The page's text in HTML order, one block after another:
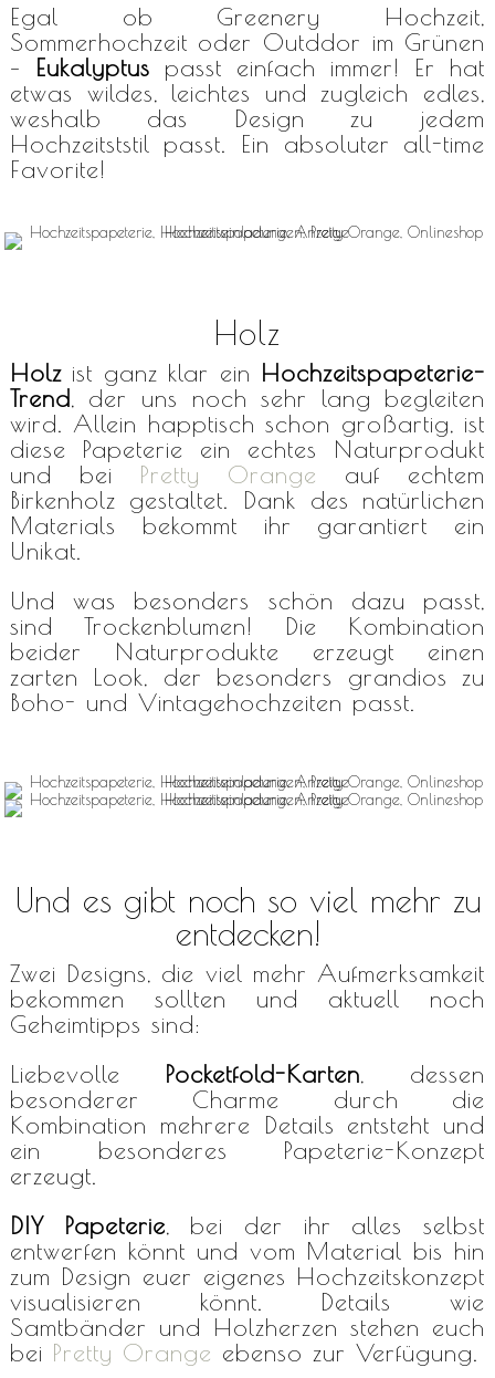
Egal ob Greenery Hochzeit,
Sommerhochzeit oder Outddor im Grünen
– Eukalyptus passt einfach immer! Er hat
etwas wildes, leichtes und zugleich edles,
weshalb das Design zu jedem
Hochzeitststil passt. Ein absoluter all-time
Favorite!
Holz
Holzist ganz klar ein Hochzeitspapeterie-
Trend, der uns noch sehr lang begleiten
wird. Allein happtisch schon großartig, ist
diese Papeterie ein echtes Naturprodukt
und bei Pretty Orange auf echtem
Birkenholz gestaltet. Dank des natürlichen
Materials bekommt ihr garantiert ein
Unikat.
Und was besonders schön dazu passt,
sind Trockenblumen! Die Kombination
beider Naturprodukte erzeugt einen
zarten Look, der besonders grandios zu
Boho- und Vintagehochzeiten passt.
Und es gibt noch so viel mehr zu
entdecken!
Zwei Designs, die viel mehr Aufmerksamkeit
bekommen sollten und aktuell noch
Geheimtipps sind:
Liebevolle Pocketfold-Karten, dessen
besonderer Charme durch die
Kombination mehrere Details entsteht und
ein besonderes Papeterie-Konzept
erzeugt.
DIY Papeterie, bei der ihr alles selbst
entwerfen könnt und vom Material bis hin
zum Design euer eigenes Hochzeitskonzept
visualisieren könnt. Details wie
Samtbänder und Holzherzen stehen euch
bei Pretty Orange ebenso zur Verfügung.